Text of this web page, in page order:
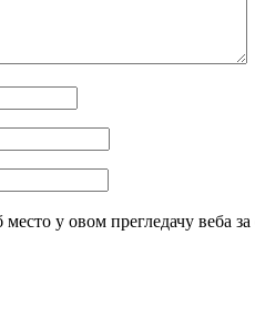
у овом прегледачу веба